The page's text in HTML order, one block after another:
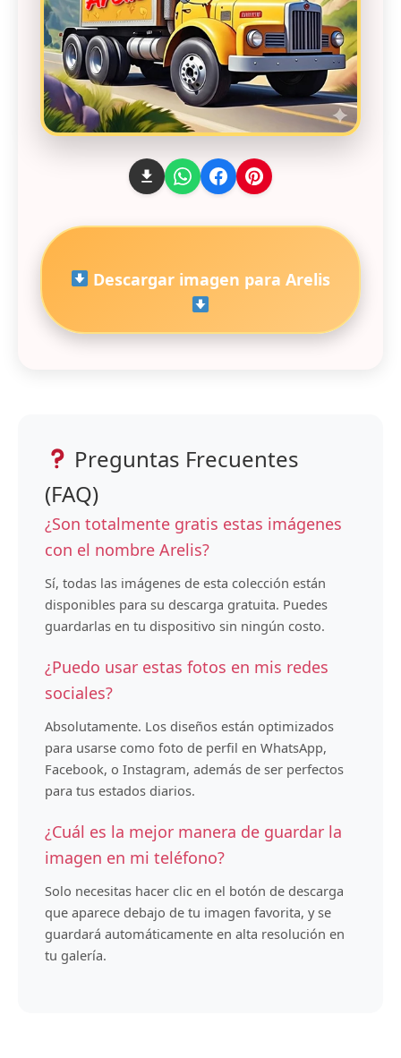
Descargar imagen para Arelis
Preguntas Frecuentes
(FAQ)
¿Son totalmente gratis estas imágenes
con el nombre Arelis?
Sí, todas las imágenes de esta colección están
disponibles para su descarga gratuita. Puedes
guardarlas en tu dispositivo sin ningún costo.
¿Puedo usar estas fotos en mis redes
sociales?
Absolutamente. Los diseños están optimizados
para usarse como foto de perfil en WhatsApp,
Facebook, o Instagram, además de ser perfectos
para tus estados diarios.
¿Cuál es la mejor manera de guardar la
imagen en mi teléfono?
Solo necesitas hacer clic en el botón de descarga
que aparece debajo de tu imagen favorita, y se
guardará automáticamente en alta resolución en
tu galería.